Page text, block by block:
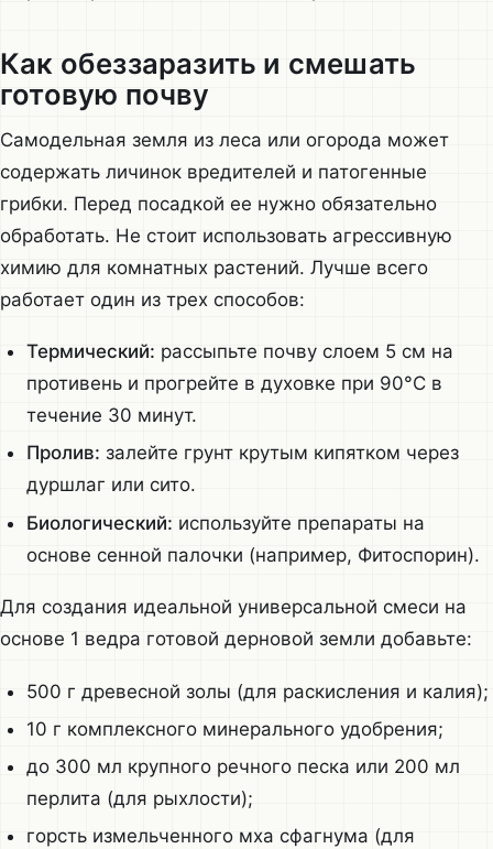
Как обеззаразить и смешать
готовую почву
Самодельная земля из леса или огорода может
содержать личинок вредителей и патогенные
грибки. Перед посадкой ее нужно обязательно
обработать. Не стоит использовать агрессивную
химию для комнатных растений. Лучше всего
работает один из трех способов:
Термический: рассыпьте почву слоем 5 см на
противень и прогрейте в духовке при 90°C в
течение 30 минут.
Пролив: залейте грунт крутым кипятком через
дуршлаг или сито.
Биологический: используйте препараты на
основе сенной палочки (например, Фитоспорин).
Для создания идеальной универсальной смеси на
основе 1 ведра готовой дерновой земли добавьте:
500 г древесной золы (для раскисления и калия);
10 г комплексного минерального удобрения;
до 300 мл крупного речного песка или 200 мл
перлита (для рыхлости);
горсть измельченного мха сфагнума (для